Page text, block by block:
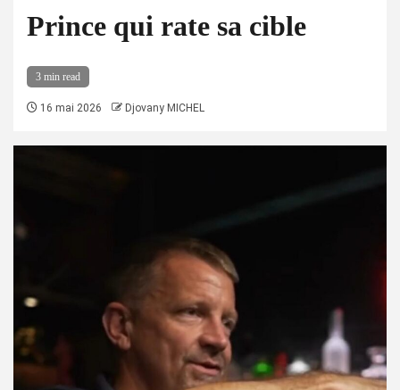
Prince qui rate sa cible
3 min read
16 mai 2026 Djovany MICHEL